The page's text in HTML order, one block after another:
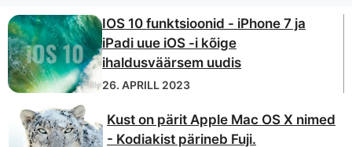
IOS 10 funktsioonid - iPhone 7 ja
iPadi uue iOS -i kõige
ihaldusväärsem uudis
26. APRILL 2023
Kust on pärit Apple Mac OS X nimed
- Kodiakist pärineb Fuji.